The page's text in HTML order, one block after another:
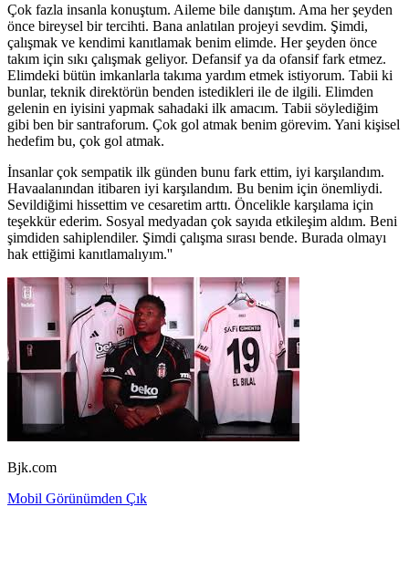
Çok fazla insanla konuştum. Aileme bile danıştım. Ama her şeyden
önce bireysel bir tercihti. Bana anlatılan projeyi sevdim. Şimdi,
çalışmak ve kendimi kanıtlamak benim elimde. Her şeyden önce
takım için sıkı çalışmak geliyor. Defansif ya da ofansif fark etmez.
Elimdeki bütün imkanlarla takıma yardım etmek istiyorum. Tabii ki
bunlar, teknik direktörün benden istedikleri ile de ilgili. Elimden
gelenin en iyisini yapmak sahadaki ilk amacım. Tabii söylediğim
gibi ben bir santraforum. Çok gol atmak benim görevim. Yani kişisel
hedefim bu, çok gol atmak.
İnsanlar çok sempatik ilk günden bunu fark ettim, iyi karşılandım.
Havaalanından itibaren iyi karşılandım. Bu benim için önemliydi.
Sevildiğimi hissettim ve cesaretim arttı. Öncelikle karşılama için
teşekkür ederim. Sosyal medyadan çok sayıda etkileşim aldım. Beni
şimdiden sahiplendiler. Şimdi çalışma sırası bende. Burada olmayı
hak ettiğimi kanıtlamalıyım.''
Bjk.com
Mobil Görünümden Çık